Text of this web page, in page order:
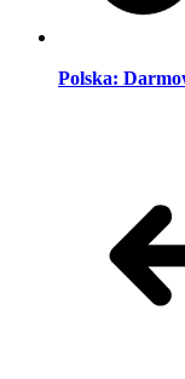
Polska: